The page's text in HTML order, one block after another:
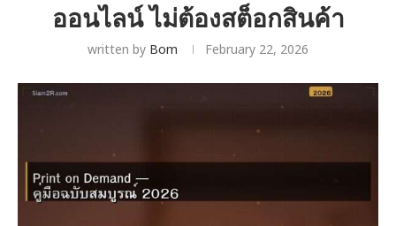
ออนไลน์ ไม่ต้องสต็อกสินค้า
written by Bom February 22, 2026